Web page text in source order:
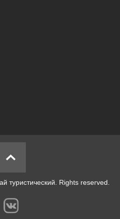
туристический. Rights reserved.